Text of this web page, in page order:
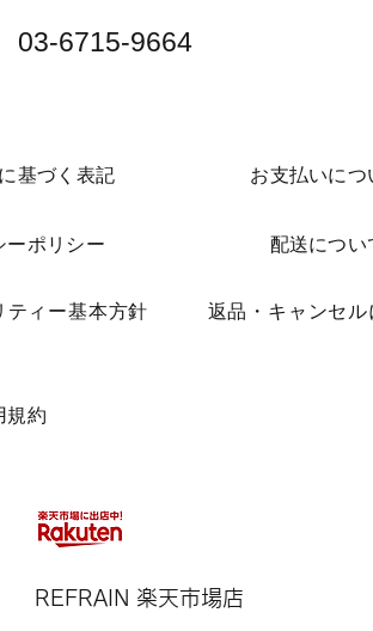
03-6715-9664​
基づく表記
ーポリシー
ティー基本方針
お支払いにつ
配送につい
返品・キャンセル
規約
REFRAIN​ 楽天市場店